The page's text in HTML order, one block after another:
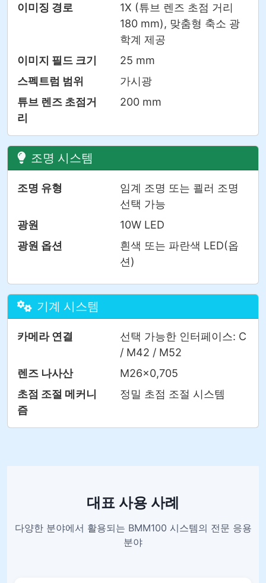
이미징 경로
1X (튜브 렌즈 초점 거리
180 mm), 맞춤형 축소 광
학계 제공
이미지 필드 크기
25 mm
스펙트럼 범위
가시광
튜브 렌즈 초점거
리
200 mm
조명 시스템
조명 유형
임계 조명 또는 쾰러 조명
선택 가능
광원
10W LED
광원 옵션
흰색 또는 파란색 LED(옵
션)
기계 시스템
카메라 연결
선택 가능한 인터페이스: C
/ M42 / M52
렌즈 나사산
M26×0,705
초점 조절 메커니
즘
정밀 초점 조절 시스템
대표 사용 사례
다양한 분야에서 활용되는 BMM100 시스템의 전문 응용
분야